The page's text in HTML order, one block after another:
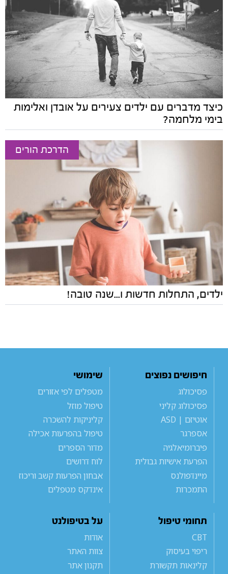
כיצד מדברים עם ילדים צעירים על אובדן ואלימות
בימי מלחמה?
הדרכת הורים
ילדים, התחלות חדשות ו...שנה טובה!
חיפושים נפוצים
פסיכולוג
פסיכולוג קליני
אוטיזם | ASD
אספרגר
פיברומיאלגיה
הפרעת אישיות גבולית
מיינדפולנס
התמכרות
שימושי
מטפלים לפי אזורים
טיפול מוזל
קליניקות להשכרה
טיפול בהפרעות אכילה
מדור הספרים
לוח דרושים
אבחון הפרעות קשב וריכוז
אינדקס מטפלים
תחומי טיפול
CBT
ריפוי בעיסוק
קלינאות תקשורת
על בטיפולנט
אודות
צוות האתר
תקנון אתר